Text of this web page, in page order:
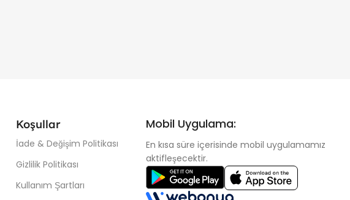
Koşullar
İade & Değişim Politikası
Gizlilik Politikası
Kullanım Şartları
Mobil Uygulama:
En kısa süre içerisinde mobil uygulamamız
aktifleşecektir.